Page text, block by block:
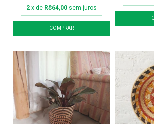
2 x de R$64,00 sem juros